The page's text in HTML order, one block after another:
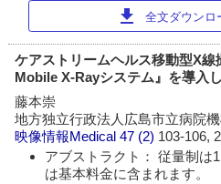
download 全文ダウンロ
ケアストリームヘルス移動型X
Mobile X-Rayシステム』を導入
藤本崇
地方独立行政法人広島市立病院
映像情報Medical 47 (2) 103-106,
アブストラクト： 従量制は
は基本料金に含まれます。